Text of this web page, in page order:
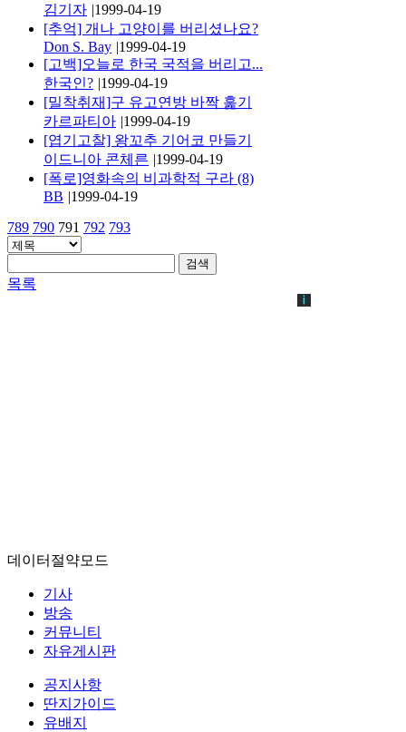
김기자 |1999-04-19
[추억] 개나 고양이를 버리셨나요?
Don S. Bay |1999-04-19
[고백]오늘로 한국 국적을 버리고...
한국인? |1999-04-19
[밀착취재]구 유고연방 바짝 훑기
카르파티아 |1999-04-19
[엽기고찰] 왕꼬추 기어코 만들기
이드니아 콘체른 |1999-04-19
[폭로]영화속의 비과학적 구라 (8)
BB |1999-04-19
789 790 791 792 793
검색
목록
데이터절약모드
기사
방송
커뮤니티
자유게시판
공지사항
딴지가이드
유배지